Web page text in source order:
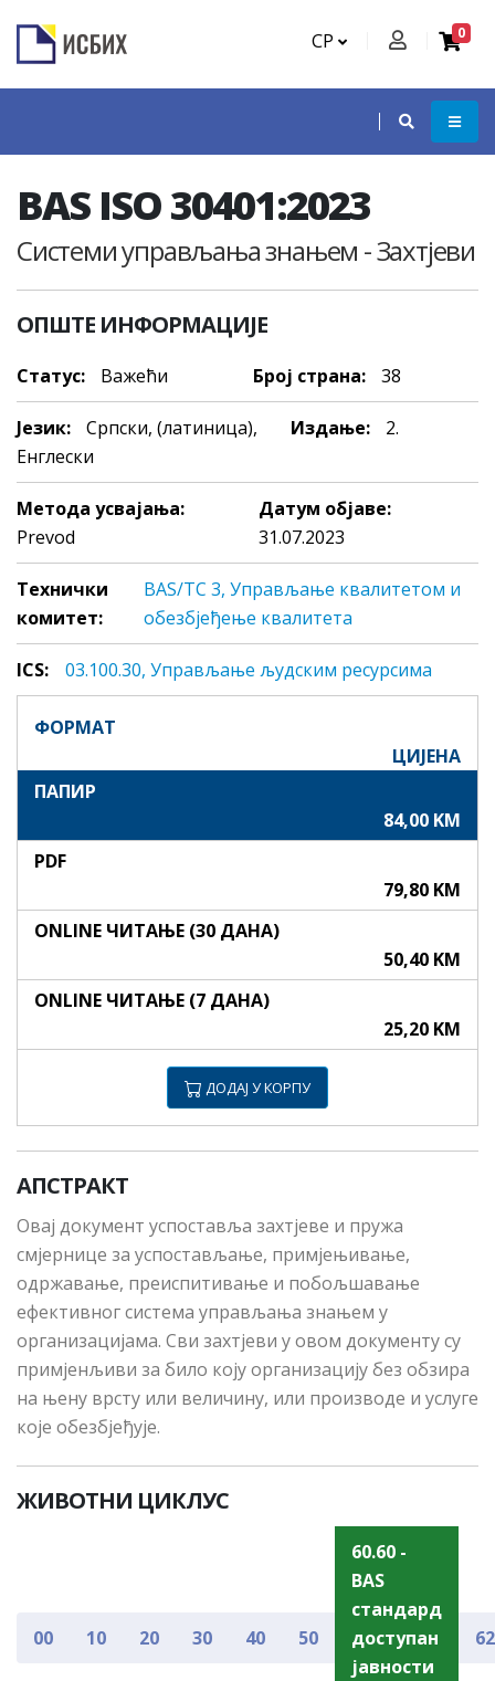
СР 0
BAS ISO 30401:2023
Системи управљања знањем - Захтјеви
ОПШТЕ ИНФОРМАЦИЈЕ
Статус: Важећи Број страна: 38
Језик:
Српски, (латиница),
Енглески
Издање: 2.
Метода усвајања:
Prevod
Датум објаве:
31.07.2023
Технички
комитет:
BAS/TC 3, Управљање квалитетом и
обезбјеђење квалитета
ICS: 03.100.30, Упрaвљaњe људским рeсурсимa
ФОРМАТ
ЦИЈЕНА
ПАПИР
84,00 KM
PDF
79,80 KM
ONLINE ЧИТАЊЕ (30 ДАНА)
50,40 KM
ONLINE ЧИТАЊЕ (7 ДАНА)
25,20 KM
ДОДАЈ У КОРПУ
АПСТРАКТ
Овај документ успоставља захтјеве и пружа
смјернице за успостављање, примјењивање,
одржавање, преиспитивање и побољшавање
ефективног система управљања знањем у
организацијама. Сви захтјеви у овом документу су
примјенљиви за било коју организацију без обзира
на њену врсту или величину, или производе и услуге
које обезбјеђује.
ЖИВОТНИ ЦИКЛУС
00 10 20 30 40 50
60.60 -
BAS
стандард
доступан
јавности
62